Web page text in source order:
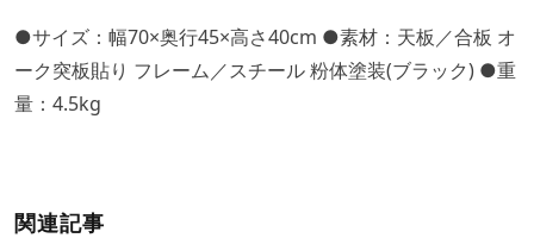
●サイズ：幅70×奥行45×高さ40cm ●素材：天板／合板 オ
ーク突板貼り フレーム／スチール 粉体塗装(ブラック) ●重
量：4.5kg
関連記事